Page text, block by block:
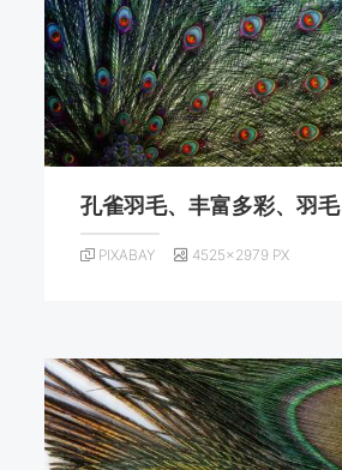
孔雀羽毛、丰富多彩、羽毛
PIXABAY 4525×2979 PX